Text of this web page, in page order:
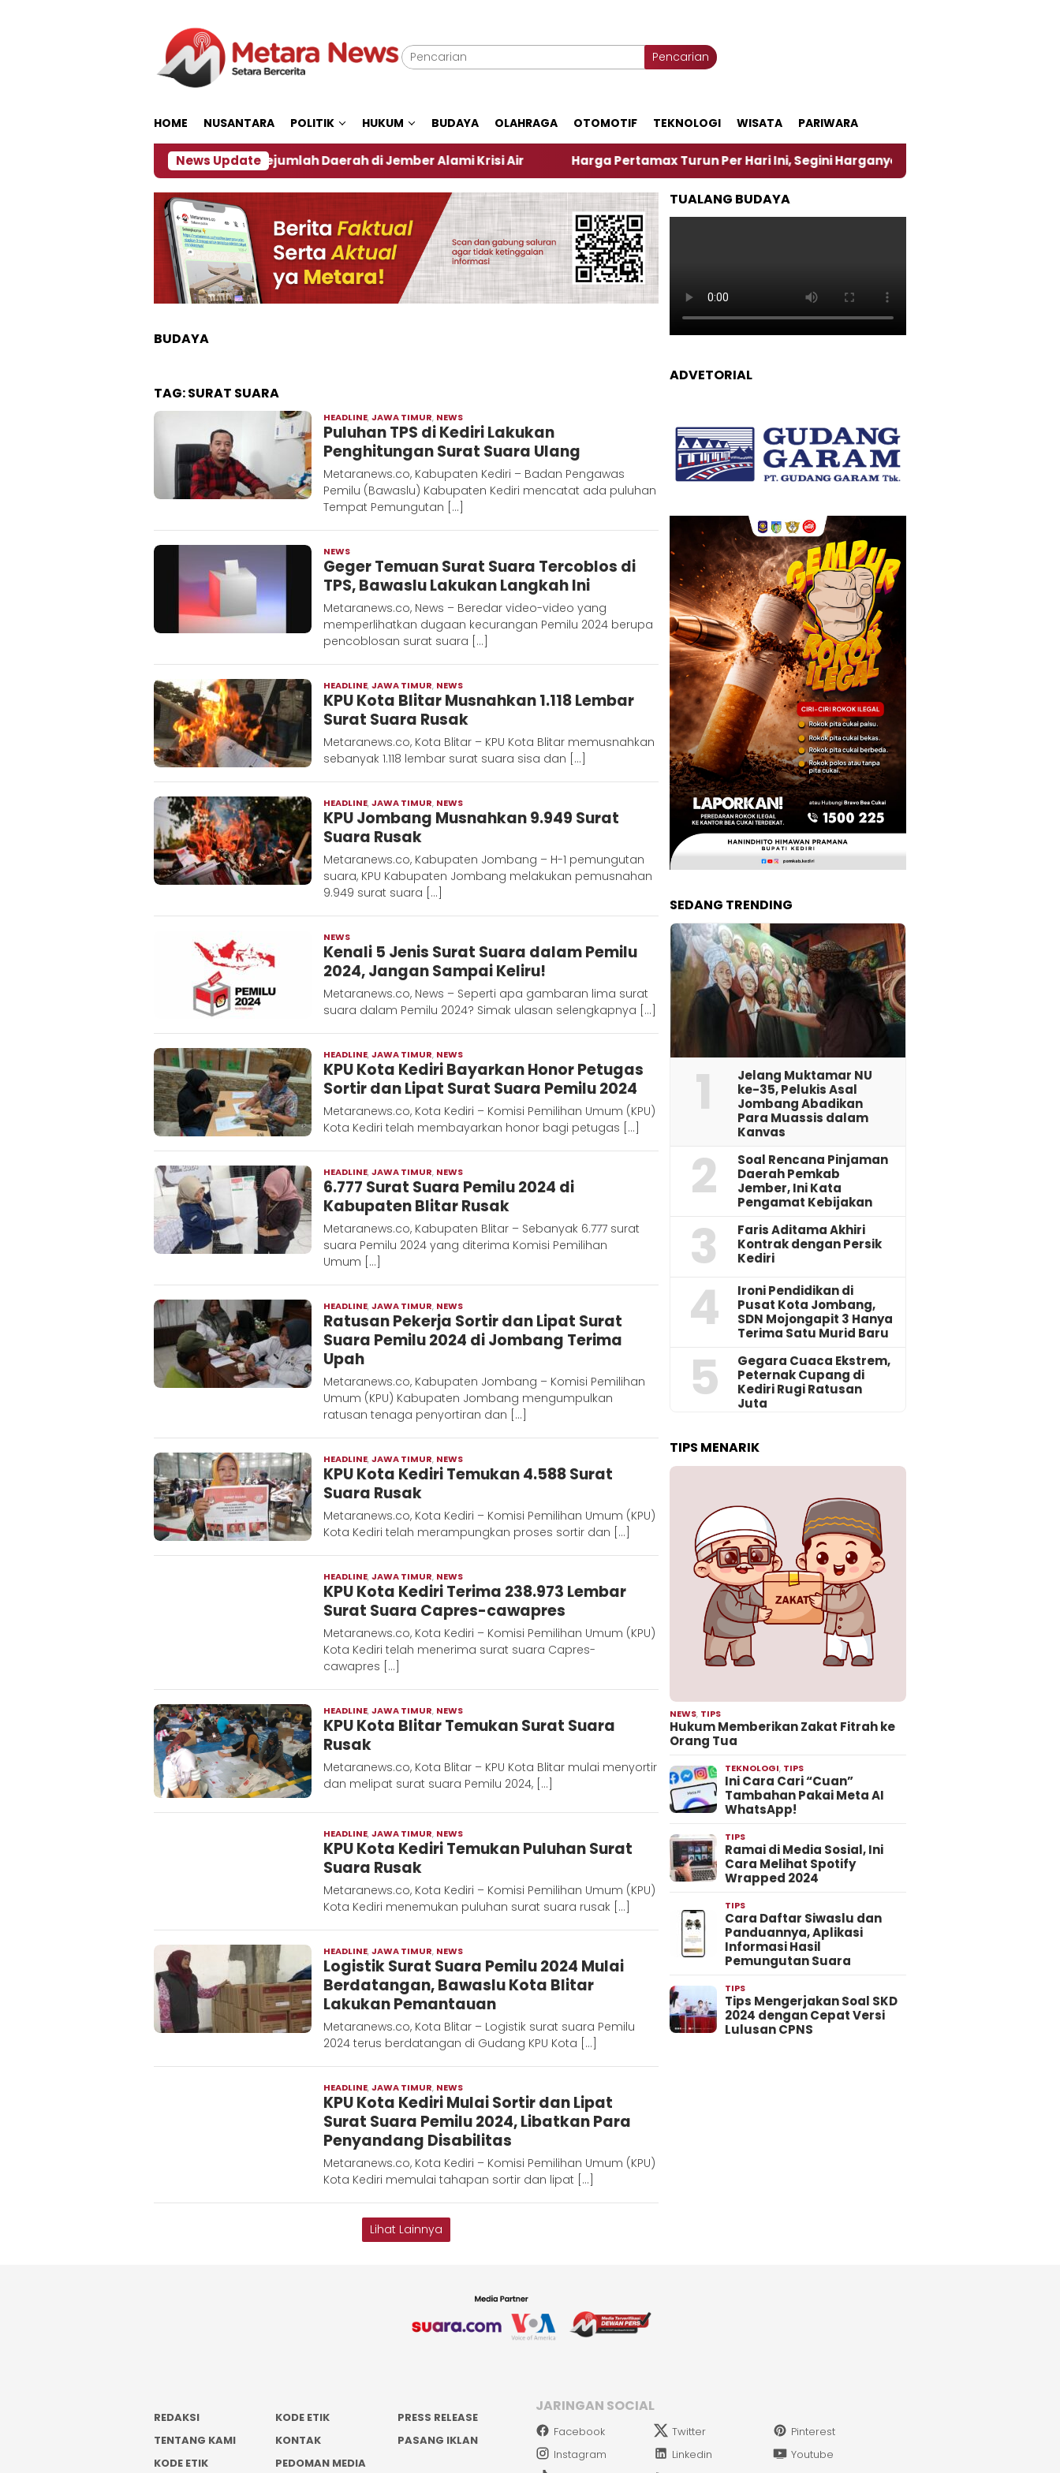
Pencarian
HOME NUSANTARA POLITIK HUKUM BUDAYA OLAHRAGA OTOMOTIF TEKNOLOGI WISATA PARIWARA
News Update
Dampak El Nino, Sejumlah Daerah di Jember Alami Krisi Air Harga Pertamax Turun Per Hari Ini, Segini Harganya ‎Nasirun Maestro Lukis
BUDAYA
TAG:SURAT SUARA
HEADLINE,JAWA TIMUR, NEWS
Hadi
Puluhan TPS di Kediri Lakukan
Penghitungan Surat Suara Ulang
Metaranews.co, Kabupaten Kediri – Badan Pengawas
Pemilu (Bawaslu) Kabupaten Kediri mencatat ada puluhan
Tempat Pemungutan […]
NEWS
D
Geger Temuan Surat Suara Tercoblos di
TPS, Bawaslu Lakukan Langkah Ini
Metaranews.co, News – Beredar video-video yang
memperlihatkan dugaan kecurangan Pemilu 2024 berupa
pencoblosan surat suara […]
HEADLINE,JAWA TIMUR, NEWS
Hadi
KPU Kota Blitar Musnahkan 1.118 Lembar
Surat Suara Rusak
Metaranews.co, Kota Blitar – KPU Kota Blitar memusnahkan
sebanyak 1.118 lembar surat suara sisa dan […]
HEADLINE,JAWA TIMUR, NEWS
Hadi
KPU Jombang Musnahkan 9.949 Surat
Suara Rusak
Metaranews.co, Kabupaten Jombang – H-1 pemungutan
suara, KPU Kabupaten Jombang melakukan pemusnahan
9.949 surat suara […]
NEWS
D
Kenali 5 Jenis Surat Suara dalam Pemilu
2024, Jangan Sampai Keliru!
Metaranews.co, News – Seperti apa gambaran lima surat
suara dalam Pemilu 2024? Simak ulasan selengkapnya […]
HEADLINE,JAWA TIMUR, NEWS
Hadi
KPU Kota Kediri Bayarkan Honor Petugas
Sortir dan Lipat Surat Suara Pemilu 2024
Metaranews.co, Kota Kediri – Komisi Pemilihan Umum (KPU)
Kota Kediri telah membayarkan honor bagi petugas […]
HEADLINE,JAWA TIMUR, NEWS
Hadi
6.777 Surat Suara Pemilu 2024 di
Kabupaten Blitar Rusak
Metaranews.co, Kabupaten Blitar – Sebanyak 6.777 surat
suara Pemilu 2024 yang diterima Komisi Pemilihan
Umum […]
HEADLINE,JAWA TIMUR, NEWS
Hadi
Ratusan Pekerja Sortir dan Lipat Surat
Suara Pemilu 2024 di Jombang Terima
Upah
Metaranews.co, Kabupaten Jombang – Komisi Pemilihan
Umum (KPU) Kabupaten Jombang mengumpulkan
ratusan tenaga penyortiran dan […]
HEADLINE,JAWA TIMUR, NEWS
Hadi
KPU Kota Kediri Temukan 4.588 Surat
Suara Rusak
Metaranews.co, Kota Kediri – Komisi Pemilihan Umum (KPU)
Kota Kediri telah merampungkan proses sortir dan […]
HEADLINE,JAWA TIMUR, NEWS
Hadi
KPU Kota Kediri Terima 238.973 Lembar
Surat Suara Capres-cawapres
Metaranews.co, Kota Kediri – Komisi Pemilihan Umum (KPU)
Kota Kediri telah menerima surat suara Capres-
cawapres […]
HEADLINE,JAWA TIMUR, NEWS
Hadi
KPU Kota Blitar Temukan Surat Suara
Rusak
Metaranews.co, Kota Blitar – KPU Kota Blitar mulai menyortir
dan melipat surat suara Pemilu 2024, […]
HEADLINE,JAWA TIMUR, NEWS
Hadi
KPU Kota Kediri Temukan Puluhan Surat
Suara Rusak
Metaranews.co, Kota Kediri – Komisi Pemilihan Umum (KPU)
Kota Kediri menemukan puluhan surat suara rusak […]
HEADLINE,JAWA TIMUR, NEWS
Hadi
Logistik Surat Suara Pemilu 2024 Mulai
Berdatangan, Bawaslu Kota Blitar
Lakukan Pemantauan
Metaranews.co, Kota Blitar – Logistik surat suara Pemilu
2024 terus berdatangan di Gudang KPU Kota […]
HEADLINE,JAWA TIMUR, NEWS
Hadi
KPU Kota Kediri Mulai Sortir dan Lipat
Surat Suara Pemilu 2024, Libatkan Para
Penyandang Disabilitas
Metaranews.co, Kota Kediri – Komisi Pemilihan Umum (KPU)
Kota Kediri memulai tahapan sortir dan lipat […]
Lihat Lainnya
TUALANG BUDAYA
ADVETORIAL
SEDANG TRENDING
1
Jelang Muktamar NU
ke-35, Pelukis Asal
Jombang Abadikan
Para Muassis dalam
Kanvas
2
‎Soal Rencana Pinjaman
Daerah Pemkab
Jember, Ini Kata
Pengamat Kebijakan ‎
3
Faris Aditama Akhiri
Kontrak dengan Persik
Kediri
4
Ironi Pendidikan di
Pusat Kota Jombang,
SDN Mojongapit 3 Hanya
Terima Satu Murid Baru
5
‎Gegara Cuaca Ekstrem,
Peternak Cupang di
Kediri Rugi Ratusan
Juta
TIPS MENARIK
NEWS, TIPS
Hukum Memberikan Zakat Fitrah ke
Orang Tua
TEKNOLOGI, TIPS
Ini Cara Cari “Cuan”
Tambahan Pakai Meta AI
WhatsApp!
TIPS
Ramai di Media Sosial, Ini
Cara Melihat Spotify
Wrapped 2024
TIPS
Cara Daftar Siwaslu dan
Panduannya, Aplikasi
Informasi Hasil
Pemungutan Suara
TIPS
Tips Mengerjakan Soal SKD
2024 dengan Cepat Versi
Lulusan CPNS
REDAKSI KODE ETIK
PRESS RELEASE
TENTANG KAMI
KONTAK
PASANG IKLAN
KODE ETIK
PEDOMAN MEDIA
JARINGAN SOCIAL
Facebook Twitter
Pinterest
Instagram
Linkedin
Youtube